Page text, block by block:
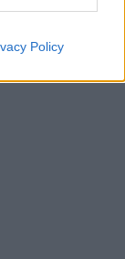
Policy